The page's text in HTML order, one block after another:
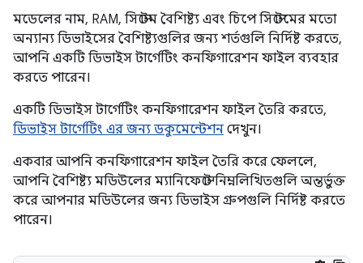
মডেলের নাম, RAM, সিস্টেম বৈশিষ্ট্য এবং চিপে সিস্টেমের মতো
অন্যান্য ডিভাইসের বৈশিষ্ট্যগুলির জন্য শর্তগুলি নির্দিষ্ট করতে,
আপনি একটি ডিভাইস টার্গেটিং কনফিগারেশন ফাইল ব্যবহার
করতে পারেন।
একটি ডিভাইস টার্গেটিং কনফিগারেশন ফাইল তৈরি করতে,
ডিভাইস টার্গেটিং এর জন্য ডকুমেন্টেশন দেখুন।
একবার আপনি কনফিগারেশন ফাইল তৈরি করে ফেললে,
আপনি বৈশিষ্ট্য মডিউলের ম্যানিফেস্টে নিম্নলিখিতগুলি অন্তর্ভুক্ত
করে আপনার মডিউলের জন্য ডিভাইস গ্রুপগুলি নির্দিষ্ট করতে
পারেন।